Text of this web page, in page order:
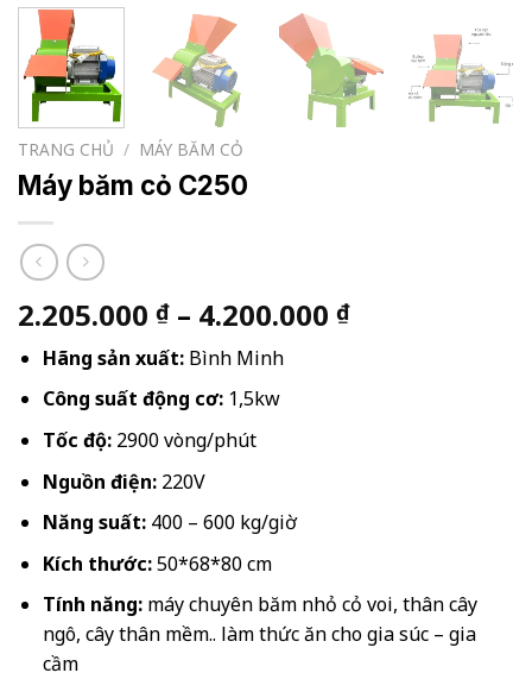
TRANG CHỦ / MÁY BĂM CỎ
Máy băm cỏ C250
2.205.000 ₫ – 4.200.000 ₫Khoảng
Hãng sản xuất:Bình Minh
Công suất động cơ:1,5kw
Tốc độ:2900 vòng/phút
Nguồn điện:220V
Năng suất:400 – 600 kg/giờ
Kích thước:50*68*80 cm
Tính năng:máy chuyên băm nhỏ cỏ voi, thân cây
ngô, cây thân mềm.. làm thức ăn cho gia súc – gia
cầm